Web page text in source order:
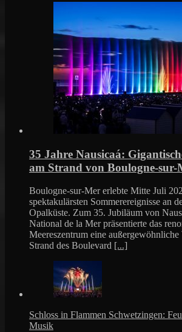
35 Jahre Nausicaá:
am Strand von Boulogne-sur-
Boulogne-sur-Mer erlebte Mitte Juli
spektakulärsten Sommerereignisse an
Opalküste. Zum 35. Jubiläum von
National de la Mer präsentierte das
Meereszentrum eine außergewöhnliche
Strand des Boulevard [...]
Schloss in Flammen Schwetzingen:
Musik